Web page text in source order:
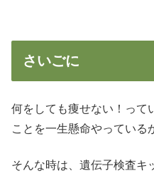
さいごに
何をしても痩せない！って
ことを一生懸命やっている
そんな時は、遺伝子検査キ